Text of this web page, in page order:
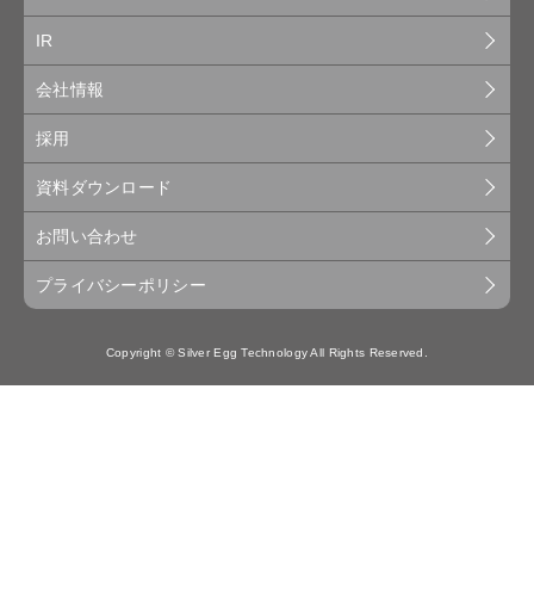
IR
会社情報
採用
資料ダウンロード
お問い合わせ
プライバシーポリシー
Copyright © Silver Egg Technology All Rights Reserved.